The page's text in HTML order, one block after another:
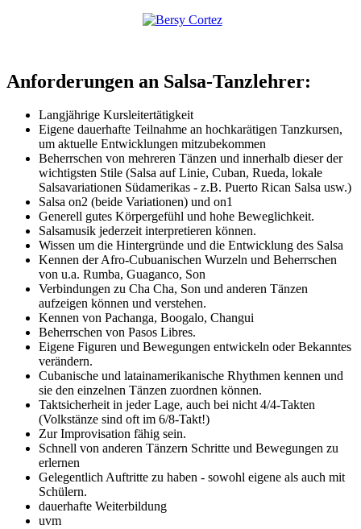
Anforderungen an Salsa-Tanzlehrer:
Langjährige Kursleitertätigkeit
Eigene dauerhafte Teilnahme an hochkarätigen Tanzkursen,
um aktuelle Entwicklungen mitzubekommen
Beherrschen von mehreren Tänzen und innerhalb dieser der
wichtigsten Stile (Salsa auf Linie, Cuban, Rueda, lokale
Salsavariationen Südamerikas - z.B. Puerto Rican Salsa usw.)
Salsa on2 (beide Variationen) und on1
Generell gutes Körpergefühl und hohe Beweglichkeit.
Salsamusik jederzeit interpretieren können.
Wissen um die Hintergründe und die Entwicklung des Salsa
Kennen der Afro-Cubuanischen Wurzeln und Beherrschen
von u.a. Rumba, Guaganco, Son
Verbindungen zu Cha Cha, Son und anderen Tänzen
aufzeigen können und verstehen.
Kennen von Pachanga, Boogalo, Changui
Beherrschen von Pasos Libres.
Eigene Figuren und Bewegungen entwickeln oder Bekanntes
verändern.
Cubanische und latainamerikanische Rhythmen kennen und
sie den einzelnen Tänzen zuordnen können.
Taktsicherheit in jeder Lage, auch bei nicht 4/4-Takten
(Volkstänze sind oft im 6/8-Takt!)
Zur Improvisation fähig sein.
Schnell von anderen Tänzern Schritte und Bewegungen zu
erlernen
Gelegentlich Auftritte zu haben - sowohl eigene als auch mit
Schülern.
dauerhafte Weiterbildung
uvm